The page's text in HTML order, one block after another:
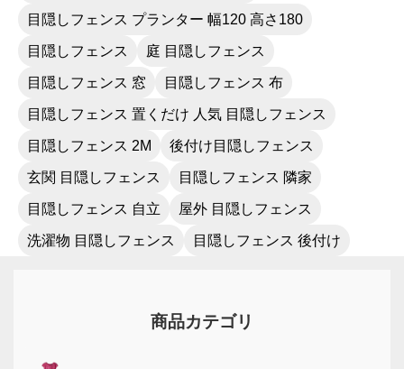
目隠しフェンス プランター 幅120 高さ180
目隠しフェンス 庭 目隠しフェンス
目隠しフェンス 窓 目隠しフェンス 布
目隠しフェンス 置くだけ 人気 目隠しフェンス
目隠しフェンス 2M 後付け目隠しフェンス
玄関 目隠しフェンス 目隠しフェンス 隣家
目隠しフェンス 自立 屋外 目隠しフェンス
洗濯物 目隠しフェンス 目隠しフェンス 後付け
商品カテゴリ